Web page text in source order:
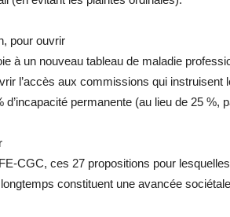
pour ouvrir
à un nouveau tableau de maladie
l’accès aux commissions qui instruisent
d’incapacité permanente (au lieu de 25 %,
CGC, ces 27 propositions pour
constituent une avancée